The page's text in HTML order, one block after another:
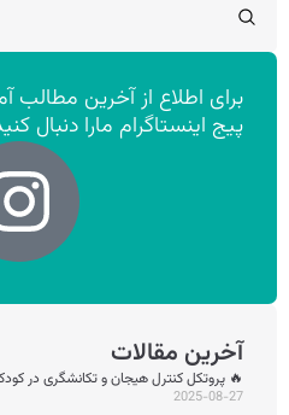
برای اطلاع از آخرین مطالب
پیج اینستاگرام مارا دنبال
آخرین مقالات
🔥 پروتکل کنترل هیجان و تکانشگری در
2025-08-27